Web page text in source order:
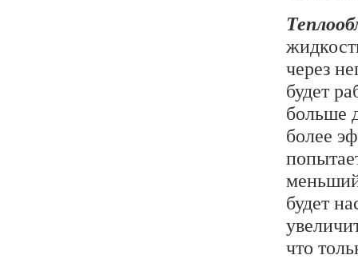
через
будет
больше
более
будет
что